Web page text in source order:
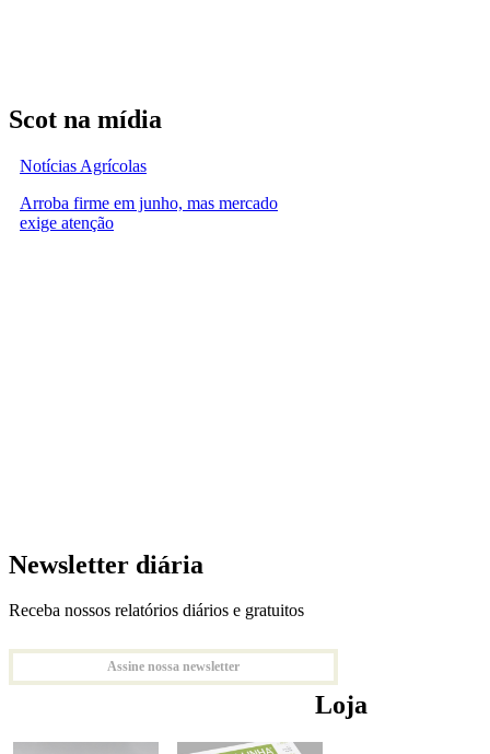
Scot na mídia
Notícias Agrícolas
Arroba firme em junho, mas mercado
exige atenção
Newsletter diária
Receba nossos relatórios diários e gratuitos
Assine nossa newsletter
Loja